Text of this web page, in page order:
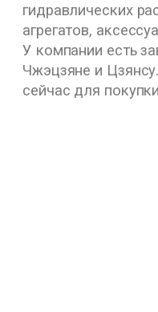
гидравлических
агрегатов,
У компании есть
Чжэцзяне и
сейчас для